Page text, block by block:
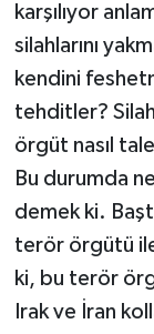
karşılıyor
silahlarını
kendini
tehditler?
örgüt nasıl
Bu durumda
demek ki.
terör örgütü
ki, bu terör
Irak ve İran